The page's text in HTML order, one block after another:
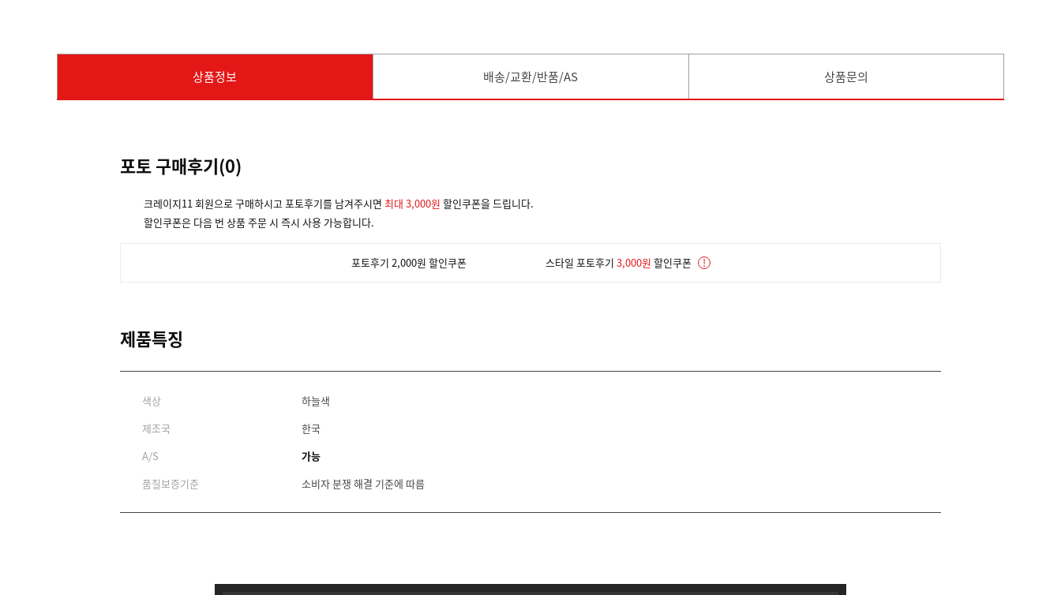
상품정보 배송/교환/반품/AS 상품문의
포토 구매후기(0)
크레이지11 회원으로 구매하시고 포토후기를 남겨주시면 최대 3,000원 할인쿠폰을 드립니다.
할인쿠폰은 다음 번 상품 주문 시 즉시 사용 가능합니다.
포토후기 2,000원 할인쿠폰 스타일 포토후기 3,000원 할인쿠폰 !
제품특징
색상
하늘색
제조국
한국
A/S
가능
품질보증기준
소비자 분쟁 해결 기준에 따름